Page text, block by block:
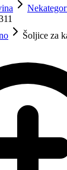
Šoljice za